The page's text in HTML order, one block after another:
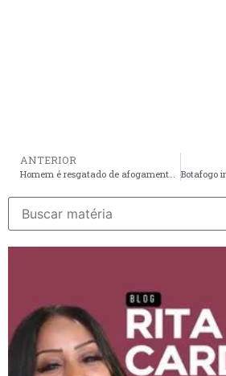
ANTERIOR
Homem é resgatado de afogamento por guarda-vidas na praia do Araçagi